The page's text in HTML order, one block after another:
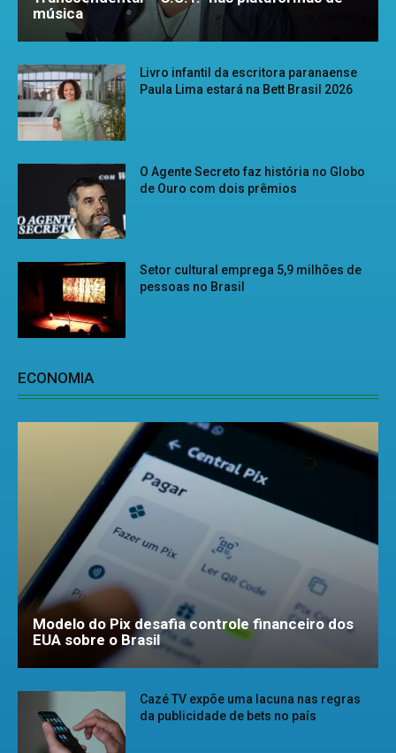
música
Livro infantil da escritora paranaense
Paula Lima estará na Bett Brasil 2026
O Agente Secreto faz história no Globo
de Ouro com dois prêmios
Setor cultural emprega 5,9 milhões de
pessoas no Brasil
ECONOMIA
Modelo do Pix desafia controle financeiro dos
EUA sobre o Brasil
Cazé TV expõe uma lacuna nas regras
da publicidade de bets no país